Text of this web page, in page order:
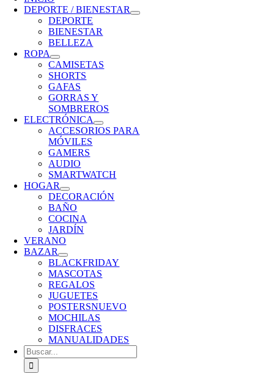
DEPORTE / BIENESTAR
DEPORTE
BIENESTAR
BELLEZA
ROPA
CAMISETAS
SHORTS
GAFAS
GORRAS Y
SOMBREROS
ELECTRÓNICA
ACCESORIOS PARA
MÓVILES
GAMERS
AUDIO
SMARTWATCH
HOGAR
DECORACIÓN
BAÑO
COCINA
JARDÍN
VERANO
BAZAR
BLACKFRIDAY
MASCOTAS
REGALOS
JUGUETES
POSTERSNUEVO
MOCHILAS
DISFRACES
MANUALIDADES
Buscar: